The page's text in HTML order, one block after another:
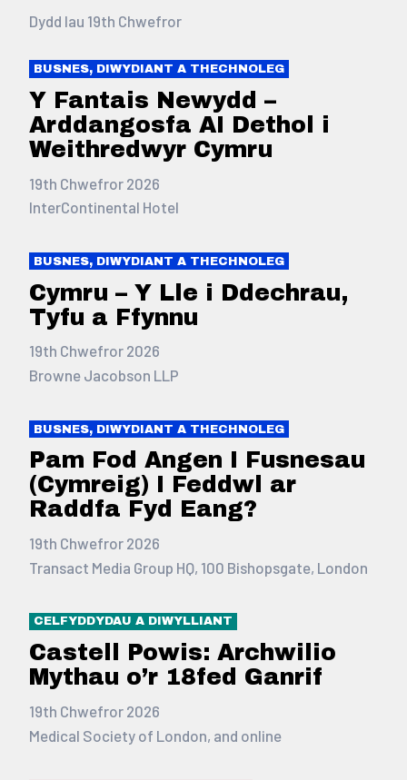
Dydd Iau 19th Chwefror
BUSNES, DIWYDIANT A THECHNOLEG
Y Fantais Newydd –
Arddangosfa AI Dethol i
Weithredwyr Cymru
19th Chwefror 2026
InterContinental Hotel
BUSNES, DIWYDIANT A THECHNOLEG
Cymru – Y Lle i Ddechrau,
Tyfu a Ffynnu
19th Chwefror 2026
Browne Jacobson LLP
BUSNES, DIWYDIANT A THECHNOLEG
Pam Fod Angen I Fusnesau
(Cymreig) I Feddwl ar
Raddfa Fyd Eang?
19th Chwefror 2026
Transact Media Group HQ, 100 Bishopsgate, London
CELFYDDYDAU A DIWYLLIANT
Castell Powis: Archwilio
Mythau o’r 18fed Ganrif
19th Chwefror 2026
Medical Society of London, and online